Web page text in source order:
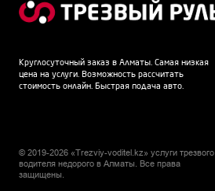
Круглосуточный заказ в Алматы. Самая низкая
цена на услуги. Возможность рассчитать
стоимость онлайн. Быстрая подача авто.
© 2019-2026 «Trezviy-voditel.kz» услуги трезвого
водителя недорого в Алматы. Все права
защищены.